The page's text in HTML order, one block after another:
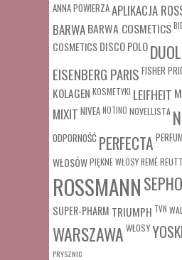
ANNA POWIERZAAPLIKACJA
BARWABARWA COSMETICS
COSMETICSDISCO POLO
EISENBERG PARIS FISHER
KOLAGEN KOSMETYKI LEIFHEIT
MIXIT NIVEANOTINO NOVELLISTA
ODPORNOŚĆ PERFECTA
WŁOSÓWPIĘKNE WŁOSYREMÉ
ROSSMANN
SUPER-PHARM TRIUMPH TVN
WARSZAWA WŁOSY
PRYSZNIC